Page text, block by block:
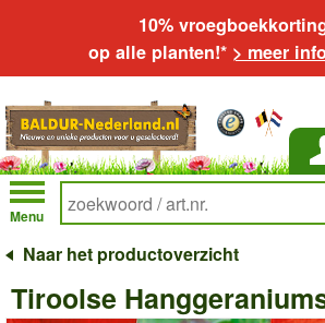
10%
op alle planten!* > meer
Menu
Naar het productoverzicht
Tiroolse